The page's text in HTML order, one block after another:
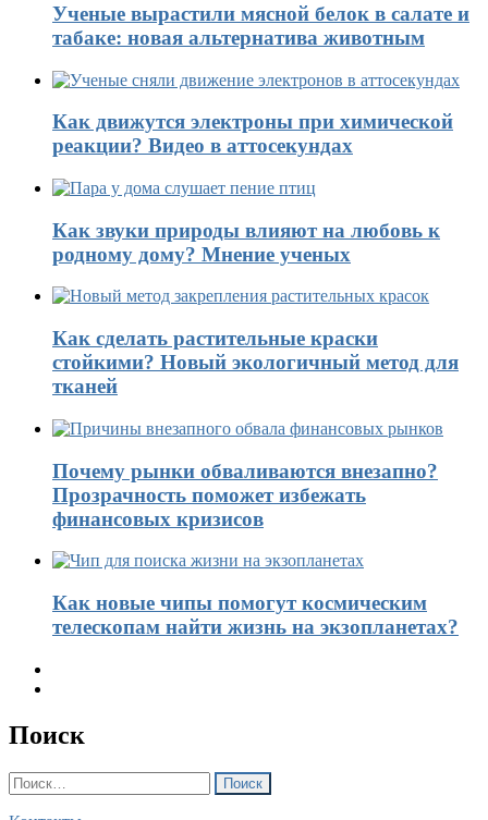
Ученые вырастили мясной белок в салате и
табаке: новая альтернатива животным
Как движутся электроны при химической
реакции? Видео в аттосекундах
Как звуки природы влияют на любовь к
родному дому? Мнение ученых
Как сделать растительные краски
стойкими? Новый экологичный метод для
тканей
Почему рынки обваливаются внезапно?
Прозрачность поможет избежать
финансовых кризисов
Как новые чипы помогут космическим
телескопам найти жизнь на экзопланетах?
Поиск
Найти: